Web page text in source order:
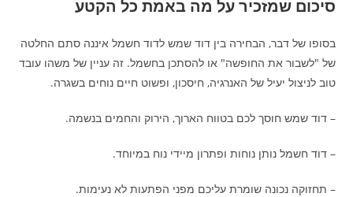
סיכום שמזכיר על מה באמת כל הקטע
בסופו של דבר, הבחירה בין דוד שמש לדוד חשמל איננה סתם החלטה
של "לשבור את החופשה" או להסתכן בחשמל. זה עניין של משהו עובד
טוב לניצול יעיל של האנרגיה, חיסכון, ופשוט חיים נוחים בשגרה.
– דוד שמש חוסך לכם בטווח הארוך, הירוק והחמים בנשמה.
– דוד חשמל נותן נוחות ופתרון מיידי נוח במיוחד.
– תחזוקה נכונה שומרת עליכם מפני הפתעות לא נעימות.